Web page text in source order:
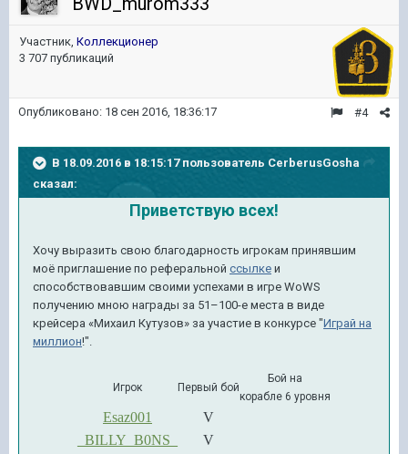
Участник, Коллекционер
3 707 публикаций
#4
Опубликовано: 18 сен 2016, 18:36:17
В 18.09.2016 в 18:15:17 пользователь CerberusGosha
сказал:
Приветствую всех!
Хочу выразить свою благодарность игрокам принявшим
моё приглашение по реферальной ссылке и
способствовавшим своими успехами в игре WoWS
получению мною награды за 51–100-е места в виде
крейсера «Михаил Кутузов» за участие в конкурсе "Играй на
миллион!".
Игрок Первый бой
Бой на
корабле 6 уровня
Esaz001
V
_BILLY_B0NS_
V